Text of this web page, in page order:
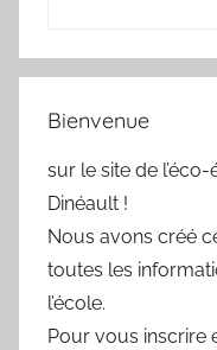
Bienvenue
sur le site de
Dinéault !
Nous avons créé
toutes les
l’école.
Pour vous inscrire